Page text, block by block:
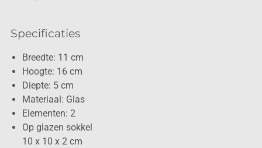
Specificaties
Breedte: 11 cm
Hoogte: 16 cm
Diepte: 5 cm
Materiaal: Glas
Elementen: 2
Op glazen sokkel
10 x 10 x 2 cm